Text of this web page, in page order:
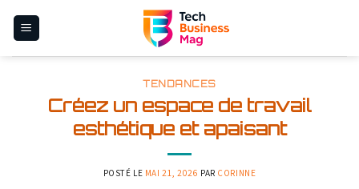
TENDANCES
Créez un espace de travail
esthétique et apaisant
POSTÉ LE MAI 21, 2026 PAR CORINNE